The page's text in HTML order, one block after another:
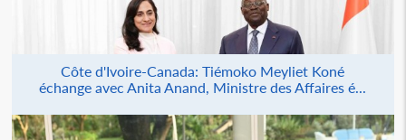
Côte d'Ivoire-Canada: Tiémoko Meyliet Koné
échange avec Anita Anand, Ministre des Affaires é...